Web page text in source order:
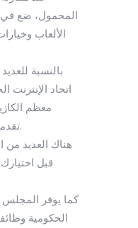
المحمول، ضع
الألعاب
بالنسبة
اتحاد الإنترنت
معظم
تقدمهم أو تكمل الجولة على الفور.
هناك العديد من
قبل
كما يوفر المجلس
الحكومية